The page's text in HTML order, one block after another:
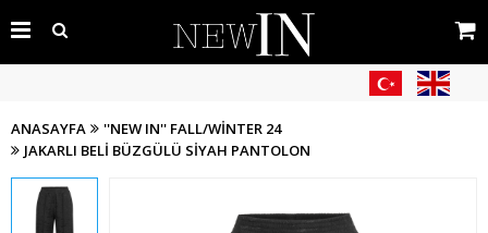
ANASAYFA
''NEW IN'' FALL/WİNTER 24
JAKARLI BELI BÜZGÜLÜ SIYAH PANTOLON